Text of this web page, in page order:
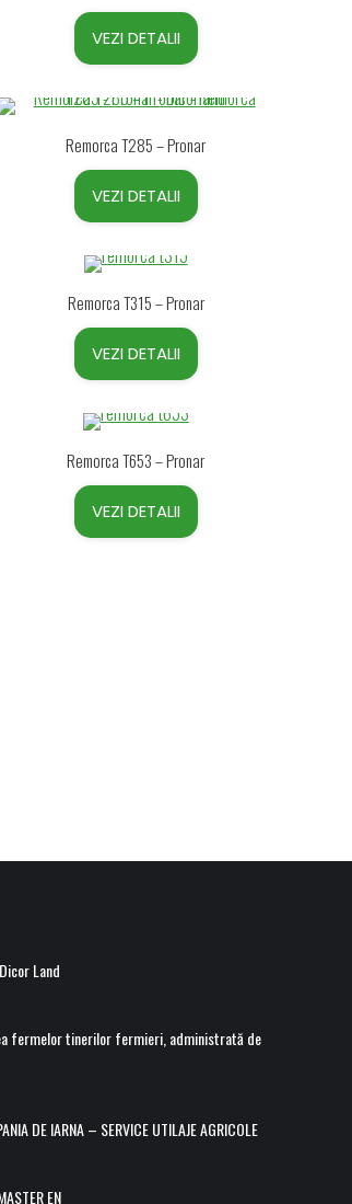
VEZI DETALII
Remorca T285 – Pronar
VEZI DETALII
Remorca T315 – Pronar
VEZI DETALII
Remorca T653 – Pronar
VEZI DETALII
Land
fermelor tinerilor fermieri, administrată de
DE IARNA – SERVICE UTILAJE AGRICOLE
EN